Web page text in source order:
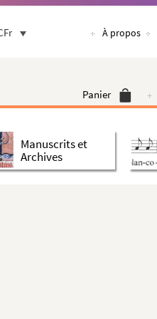
À propos
Panier
Manuscrits et
Archives